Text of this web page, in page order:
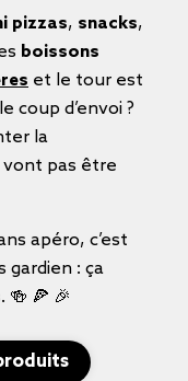
pizzas, snacks,
boissons
et le tour est
coup d’envoi ?
la
vont pas être
apéro, c’est
gardien : ça
. 🍻 🍕 🎉